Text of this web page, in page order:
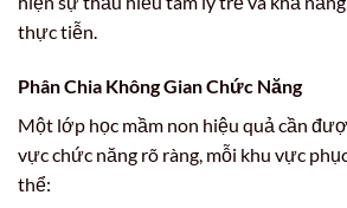
thực tiễn.
Phân Chia Không Gian Chức Năng
Một lớp học mầm non hiệu quả cần
vực chức năng rõ ràng, mỗi khu vực
thể: